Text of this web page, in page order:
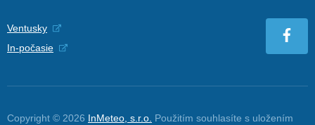
Ventusky
In-počasie
Copyright © 2026 InMeteo, s.r.o. Použitím souhlasíte s uložením